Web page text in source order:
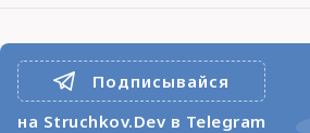
Подписывайся
на Struchkov.Dev в Telegram